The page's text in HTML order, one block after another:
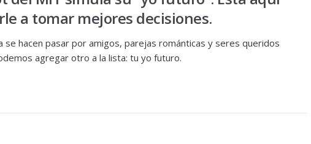
a tomar mejores decisiones.
se hacen pasar por amigos, parejas románticas y seres queridos
agregar otro a la lista: tu yo futuro.